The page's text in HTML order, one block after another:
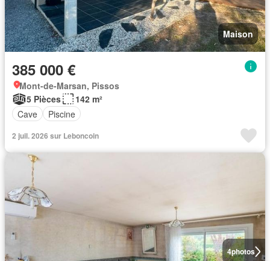
Maison
385 000 €
Mont-de-Marsan, Pissos
5 Pièces
142 m²
Cave
Piscine
2 juil. 2026 sur Leboncoin
4photos